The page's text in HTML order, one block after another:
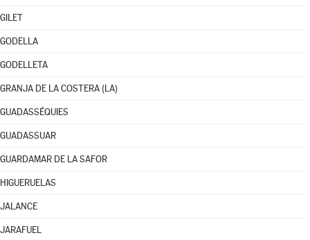
GILET
GODELLA
GODELLETA
GRANJA DE LA COSTERA (LA)
GUADASSÉQUIES
GUADASSUAR
GUARDAMAR DE LA SAFOR
HIGUERUELAS
JALANCE
JARAFUEL